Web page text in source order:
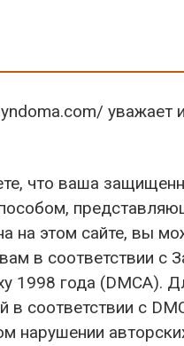
уважает
что ваша
на этом сайте, вы
в соответствии с
1998 года (DMCA).
в соответствии с
нарушении